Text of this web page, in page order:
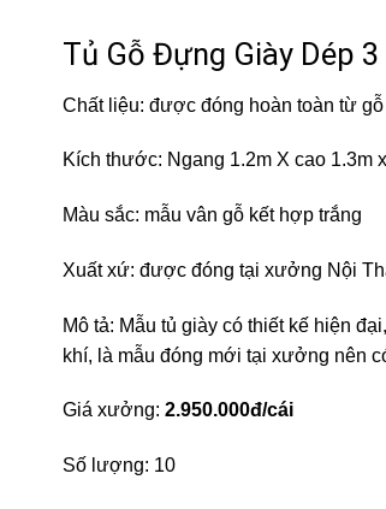
Tủ Gỗ Đựng Giày Dép
Chất liệu: được đóng hoàn toàn từ
Kích thước: Ngang 1.2m X cao 1.3m
Màu sắc: mẫu vân gỗ kết hợp trắng
Xuất xứ: được đóng tại xưởng Nội
Mô tả: Mẫu tủ giày có thiết kế hiện
khí, là mẫu đóng mới tại xưởng nên
Giá xưởng: 2.950.000đ/cái
Số lượng: 10